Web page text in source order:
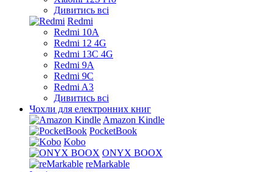
Дивитись всі
Redmi
Redmi 10A
Redmi 12 4G
Redmi 13C 4G
Redmi 9A
Redmi 9C
Redmi A3
Дивитись всі
Чохли для електронних книг
Amazon Kindle
PocketBook
Kobo
ONYX BOOX
reMarkable